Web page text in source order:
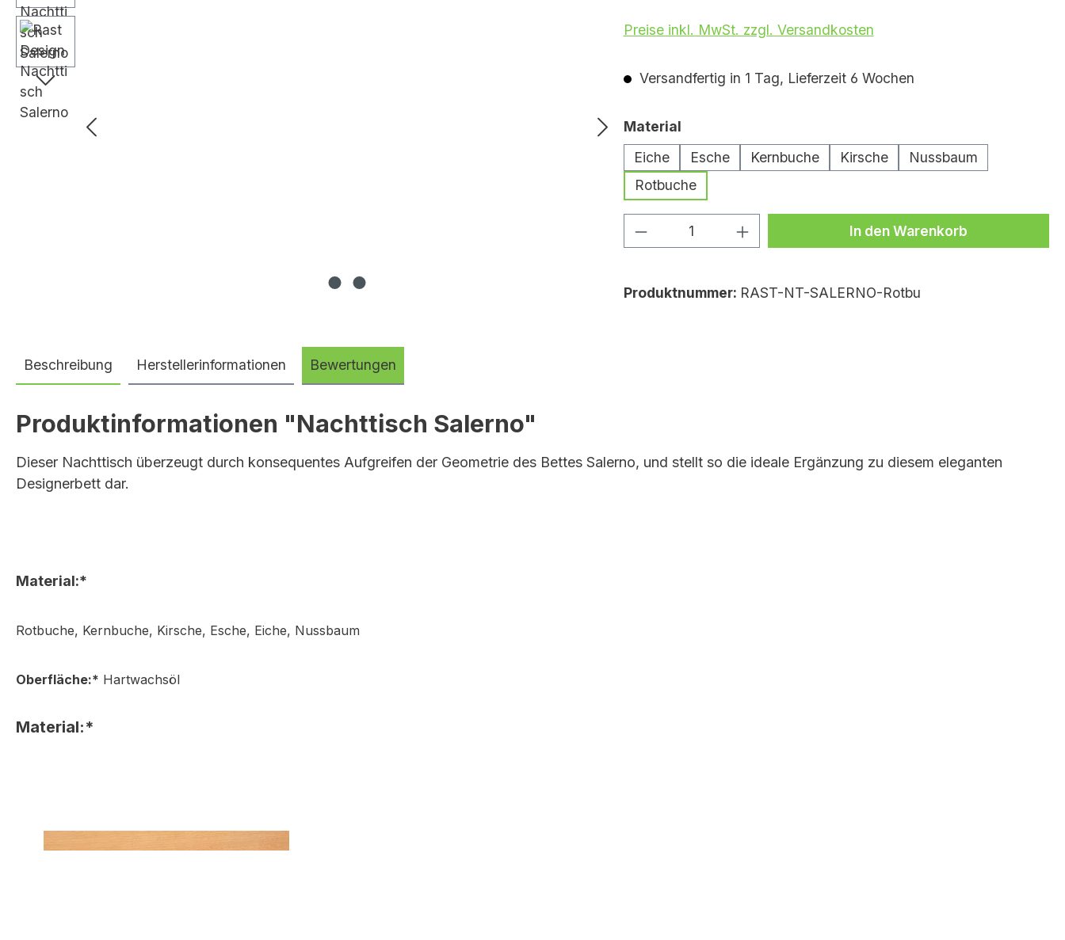
Preise inkl. MwSt. zzgl. Versandkosten
Versandfertig in 1 Tag, Lieferzeit 6 Wochen
Materialauswählen
Eiche
Esche Kernbuche Kirsche
Nussbaum
Rotbuche
Produkt Anzahl: Gib den gewünschten
In den Warenkorb
Produktnummer: RAST-NT-SALERNO-Rotbu
Beschreibung Herstellerinformationen Bewertungen
Produktinformationen "Nachttisch Salerno"
Dieser Nachttisch überzeugt durch konsequentes Aufgreifen der Geometrie des Bettes Salerno, und stellt so die ideale Ergänzung zu diesem eleganten
Designerbett dar.
Material:*
Rotbuche, Kernbuche, Kirsche, Esche, Eiche, Nussbaum
Oberfläche:* Hartwachsöl
Material:*